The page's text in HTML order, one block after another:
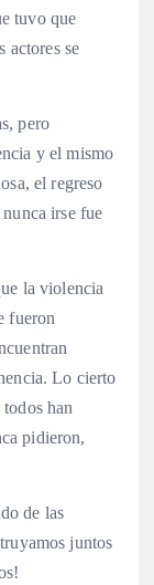
tuvo que
actores se
pero
y el mismo
el regreso
irse fue
la violencia
fueron
Lo cierto
han
pidieron,
de las
juntos